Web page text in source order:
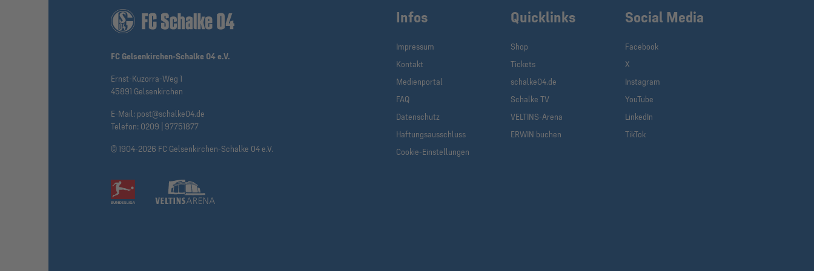
FC Gelsenkirchen-Schalke 04 e.V.
Ernst-Kuzorra-Weg 1
45891 Gelsenkirchen
E-Mail: post@schalke04.de
Telefon: 0209 | 97751877
© 1904-2026 FC Gelsenkirchen-Schalke 04 e.V.
Infos
Impressum
Kontakt
Medienportal
FAQ
Datenschutz
Haftungsausschluss
Cookie-Einstellungen
Quicklinks
Shop
Tickets
schalke04.de
Schalke TV
VELTINS-Arena
ERWIN buchen
Social Media
Facebook
X
Instagram
YouTube
LinkedIn
TikTok